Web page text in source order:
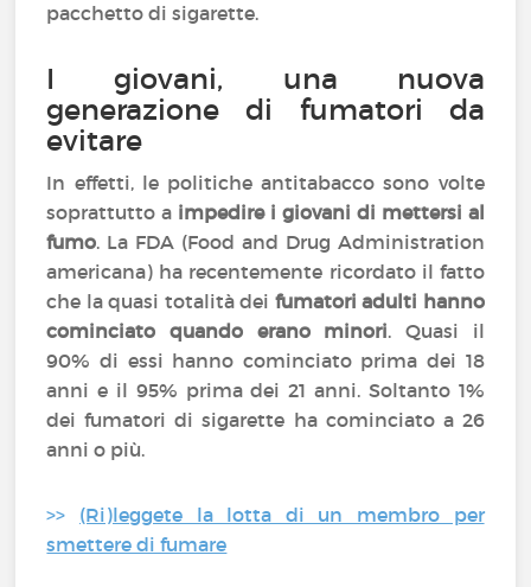
pacchetto di sigarette.
I giovani, una nuova
generazione di fumatori da
evitare
In effetti, le politiche antitabacco sono volte
soprattutto a impedire i giovani di mettersi al
fumo. La FDA (Food and Drug Administration
americana) ha recentemente ricordato il fatto
che la quasi totalità dei fumatori adulti hanno
cominciato quando erano minori. Quasi il
90% di essi hanno cominciato prima dei 18
anni e il 95% prima dei 21 anni. Soltanto 1%
dei fumatori di sigarette ha cominciato a 26
anni o più.
>> (Ri)leggete la lotta di un membro per
smettere di fumare